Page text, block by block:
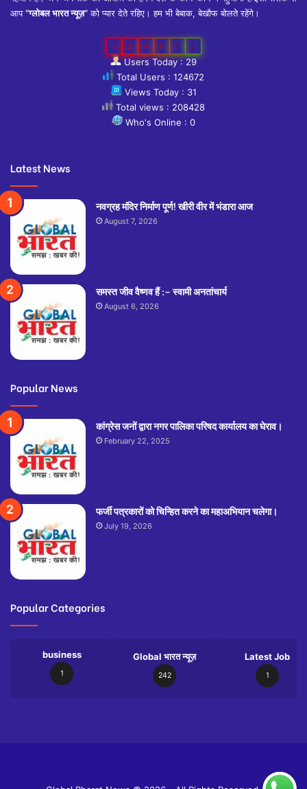
आप“ग्लोबल भारत न्यूज़”को प्यार देते रहिए। हम भी बेबाक, बेखौफ बोलते रहेंगे।
1 2 4 6 7 2
Users Today : 29
Total Users : 124672
Views Today : 31
Total views : 208428
Who's Online : 0
Latest News
नवग्रह मंदिर निर्माण पूर्ण! खीरी वीर में भंडारा आज
August 7, 2026
समस्त जीव वैष्णव हैं :– स्वामी अनतांचार्य
August 6, 2026
Popular News
कांग्रेस जनों द्वारा नगर पालिका परिषद कार्यालय का घेराव।
February 22, 2025
फजी॔ पत्रकारों को चिन्हित करने का महाअभियान चलेगा।
July 19, 2026
Popular Categories
business
1
Global भारत न्यूज़
242
Latest Job
1